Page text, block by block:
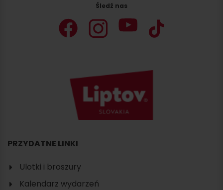
Śledź nas
PRZYDATNE LINKI
Ulotki i broszury
Kalendarz wydarzeń